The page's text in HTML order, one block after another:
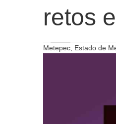
retos
Metepec, Estado de